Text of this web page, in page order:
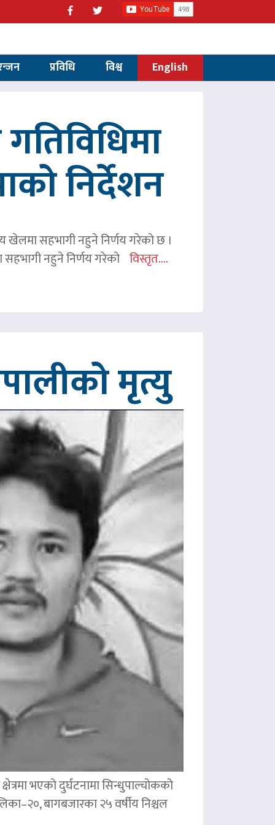
प्रविधि विश्व English
गतिविधिमा
निर्देशन
खेलमा सहभागी नहुने निर्णय गरेको छ ।
सहभागी नहुने निर्णय गरेको विस्तृत....
मृत्यु
भएको दुर्घटनामा सिन्धुपाल्चोकको
बागबजारका २५ वर्षीय निश्चल